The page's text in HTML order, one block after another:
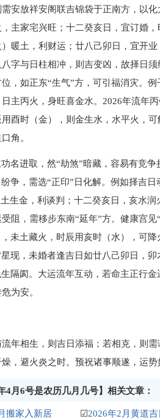
安放祥安阁联吉锦袋于正南方，以
主家宅兴旺；十二癸亥日，宜订婚
暖土，利财运；廿八己卯日，宜开
字与日柱相冲，则吉变凶，故择日
，如正东“生气”方，可引福消灾。
主丙火，身旺喜金水。2026年流年
酉时（金），则金生水，水平火，
角。
名进取，然“劫煞”暗藏，容易有竞
争，需选“正印”日化解。例如择吉日
生金，利谈判；十二癸亥日，亥水
阻，需移步东南“延年”方。健康宫
未土藏火，时辰用亥时（水），可
现，未婚者逢吉日如廿八己卯日，卯
隔阂。大运流年互动，若命主正行
为安。
年相生，则吉日添福；若相克，则
，避火炎之时。预祝诸事顺遂，运势
4月6号是农历几月几号】相关文章：
搬家入新居 ☑